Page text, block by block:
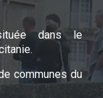
dans le
communes du